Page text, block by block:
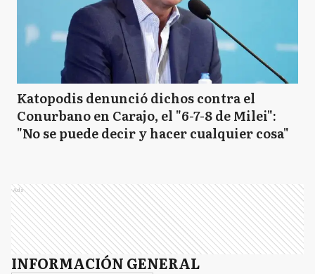
Katopodis denunció dichos contra el
Conurbano en Carajo, el "6-7-8 de Milei":
"No se puede decir y hacer cualquier cosa"
Ads
INFORMACIÓN GENERAL